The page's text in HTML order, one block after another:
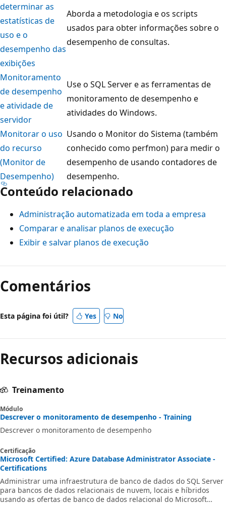
determinar as
estatísticas de
uso e o
desempenho das
exibições
Aborda a metodologia e os scripts
usados para obter informações sobre o
desempenho de consultas.
Monitoramento
de desempenho
e atividade de
servidor
Use o SQL Server e as ferramentas de
monitoramento de desempenho e
atividades do Windows.
Monitorar o uso
do recurso
(Monitor de
Desempenho)
Usando o Monitor do Sistema (também
conhecido como perfmon) para medir o
desempenho de usando contadores de
desempenho.
Conteúdo relacionado
Administração automatizada em toda a empresa
Comparar e analisar planos de execução
Exibir e salvar planos de execução
Comentários
Esta página foi útil? Yes No
Recursos adicionais
Treinamento
Módulo
Descrever o monitoramento de desempenho - Training
Descrever o monitoramento de desempenho
Certificação
Microsoft Certified: Azure Database Administrator Associate -
Certifications
Administrar uma infraestrutura de banco de dados do SQL Server
para bancos de dados relacionais de nuvem, locais e híbridos
usando as ofertas de banco de dados relacional do Microsoft